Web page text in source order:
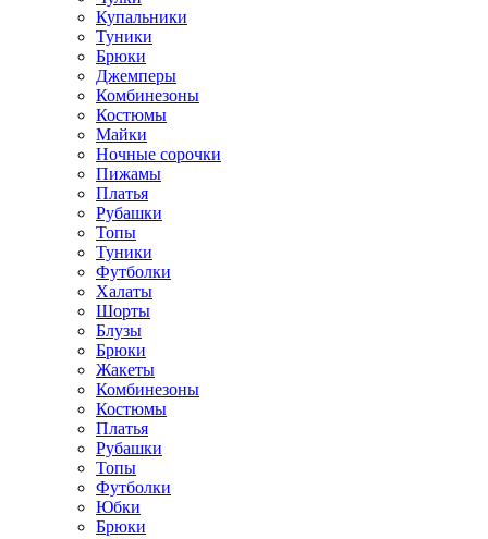
Купальники
Туники
Брюки
Джемперы
Комбинезоны
Костюмы
Майки
Ночные сорочки
Пижамы
Платья
Рубашки
Топы
Туники
Футболки
Халаты
Шорты
Блузы
Брюки
Жакеты
Комбинезоны
Костюмы
Платья
Рубашки
Топы
Футболки
Юбки
Брюки